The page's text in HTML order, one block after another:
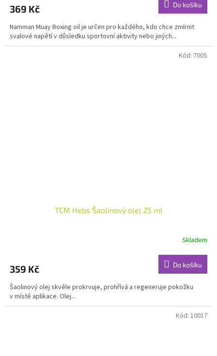
je
z
5
hvězdiček.
369 Kč Do košíku
Namman Muay Boxing oil je určen pro každého, kdo chce zmírnit
svalové napětí v důsledku sportovní aktivity nebo jiných...
TCM Hebs Šaolinový olej 25 ml
je
z
5
hvězdiček.
Skladem
359 Kč Do košíku
Šaolinový olej skvěle prokrvuje, prohřívá a regeneruje pokožku
v místě aplikace. Olej...
Kód: 700S
Kód: 10017